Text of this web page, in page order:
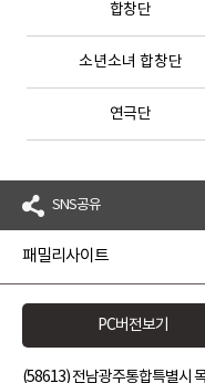
합창단
소년소녀 합창단
연극단
SNS공유
패밀리사이트
PC버전보기
(58613) 전남광주통합특별시